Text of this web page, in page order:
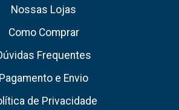
Nossas Lojas
Como Comprar
Frequentes
Pagamento e Envio
de Privacidade